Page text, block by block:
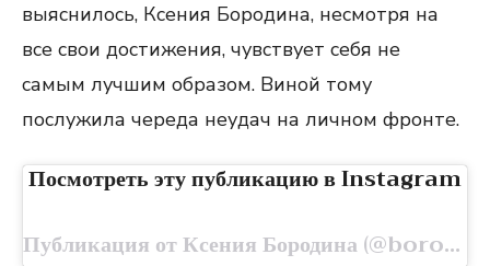
выяснилось, Ксения Бородина, несмотря на
все свои достижения, чувствует себя не
самым лучшим образом. Виной тому
послужила череда неудач на личном фронте.
Посмотреть эту публикацию в Instagram
Публикация от Ксения Бородина (@borodylia)